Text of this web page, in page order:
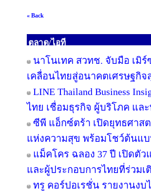
« Back
ตลาด/ไอที
นาโนเทค สวทช. จับมือ เมิร์
เคลื่อนไทยสู่อนาคตเศรษฐกิ
LINE Thailand Business
ไทย เชื่อมธุรกิจ ผู้บริโภค แล
ซีพี แอ็กซ์ตร้า เปิดยุทธศาสต
แห่งความสุข พร้อมโชว์ต้นแ
แม็คโคร ฉลอง 37 ปี เปิดตั
และผู้ประกอบการไทยที่ร่วมเ
ทรู คอร์ปอเรชั่น รายงานงบ